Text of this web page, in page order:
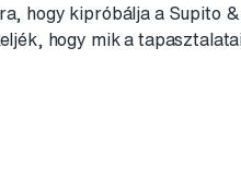
hogy kipróbálja a Supito
hogy mik a